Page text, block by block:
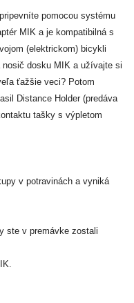
pomocou systému
MIK a je kompatibilná s
(elektrickom) bicykli
dosku MIK a užívajte si
ťažšie veci? Potom
Distance Holder (predáva
tašky s výpletom
v potravinách a vyniká
ste v premávke zostali